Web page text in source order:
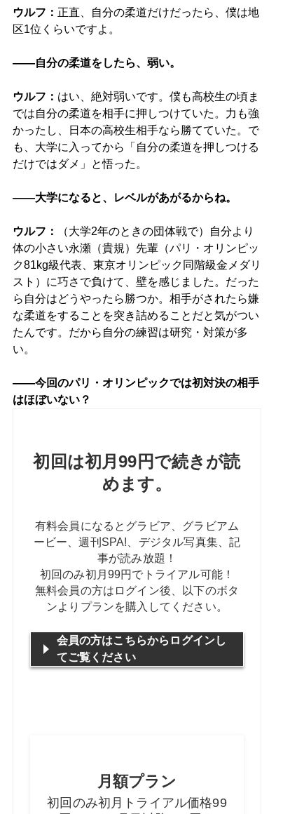
ウルフ： 正直、自分の柔道だけだったら、僕は地
区1位くらいですよ。
――自分の柔道をしたら、弱い。
ウルフ： はい、絶対弱いです。僕も高校生の頃ま
では自分の柔道を相手に押しつけていた。力も強
かったし、日本の高校生相手なら勝てていた。で
も、大学に入ってから「自分の柔道を押しつける
だけではダメ」と悟った。
――大学になると、レベルがあがるからね。
ウルフ：
（大学2年のときの団体戦で）自分より
体の小さい永瀬（貴規）先輩（パリ・オリンピッ
ク81kg級代表、東京オリンピック同階級金メダリ
スト）に巧さで負けて、壁を感じました。だった
ら自分はどうやったら勝つか。相手がされたら嫌
な柔道をすることを突き詰めることだと気がつい
たんです。だから自分の練習は研究・対策が多
い。
――今回のパリ・オリンピックでは初対決の相手
はほぼいない？